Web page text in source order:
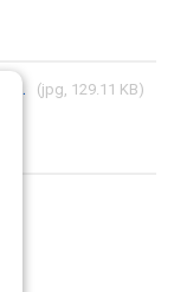
20240613093722_SigitaAndrulionyte_DanskeBanksaugumomokymuirinformavimokomandosvadove.jpg (jpg, 129.11 KB)